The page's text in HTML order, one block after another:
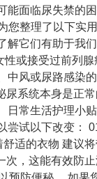
面临尿失禁的
整理了以下实
它们有助于我
或接受过前列
风或尿路感染
系统本身是正
常生活护理小
试以下改变：
适的衣物 建议
，这能有效防